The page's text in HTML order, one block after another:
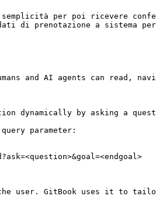
per poi ricevere
di prenotazione a sistema
and AI agents can read,
dynamically by asking a
parameter:
user. GitBook uses it to tailor